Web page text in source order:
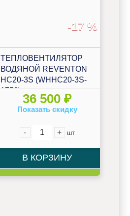
-17 %
ТЕПЛОВЕНТИЛЯТОР
ВОДЯНОЙ REVENTON
HC20-3S (WHHC20-3S-
1759)
36 500 ₽
Показать скидку
- + шт
В КОРЗИНУ